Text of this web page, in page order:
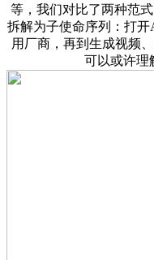
等，我们对比了两种范
拆解为子使命序列：打开
用厂商，再到生成视频
可以或许理